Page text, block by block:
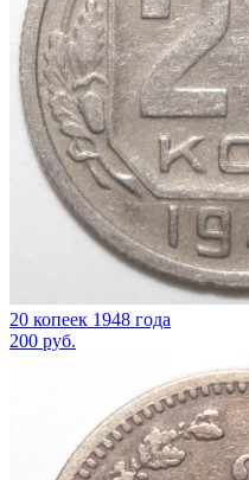
20 копеек 1948 года
200 руб.